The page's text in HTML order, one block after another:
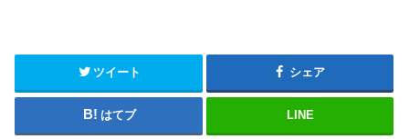
ツイート シェア
はてブ LINE